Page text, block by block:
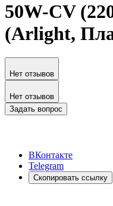
50W-CV
(Arlight,
Нет отзывов
Нет отзывов
Задать вопрос
ВКонтакте
Telegram
Скопировать ссылку